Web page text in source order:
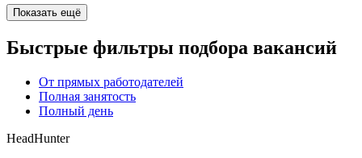
Показать ещё
Быстрые фильтры подбора вакансий
От прямых работодателей
Полная занятость
Полный день
HeadHunter